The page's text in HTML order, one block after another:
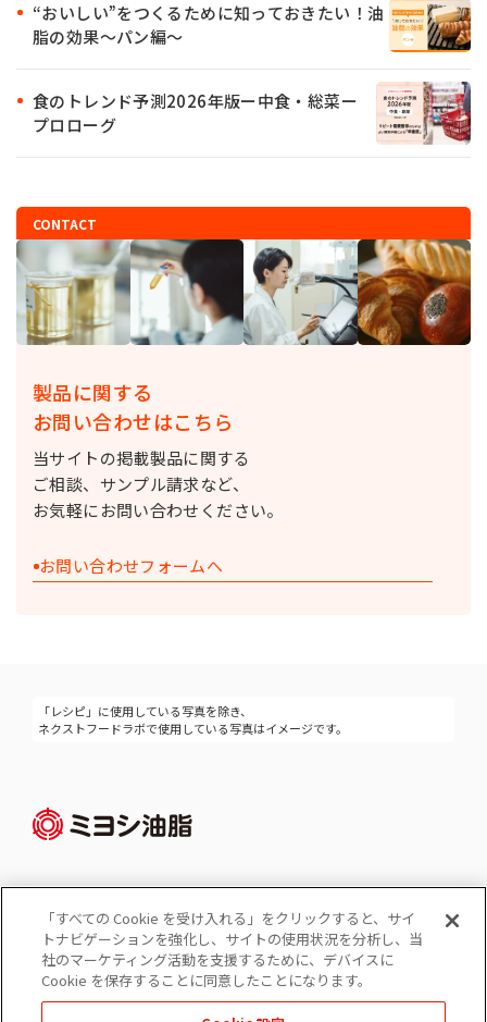
“おいしい”をつくるために知っておきたい！油
脂の効果〜パン編〜
食のトレンド予測2026年版ー中食・総菜ー
プロローグ
CONTACT
製品に関する
お問い合わせはこちら
当サイトの掲載製品に関する
ご相談、サンプル請求など、
お気軽にお問い合わせください。
お問い合わせフォームへ
「レシピ」に使用している写真を除き、
ネクストフードラボで使用している写真はイメージです。
Cookie 設定
コーポレートサイト
個人情報の保護
ソーシャルメディアポリシー
「すべての Cookie を受け入れる」をクリックすると、サイ
トナビゲーションを強化し、サイトの使用状況を分析し、当
社のマーケティング活動を支援するために、デバイスに
Cookie を保存することに同意したことになります。